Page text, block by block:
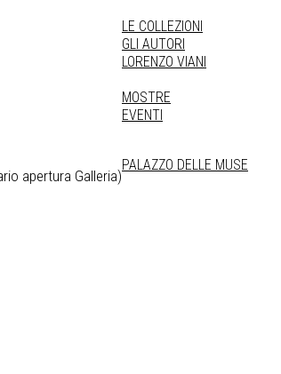
apertura Galleria)
LE COLLEZIONI
GLI AUTORI
LORENZO VIANI
MOSTRE
EVENTI
PALAZZO DELLE MUSE